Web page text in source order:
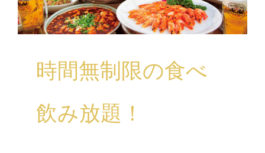
時間無制限の食べ
飲み放題！